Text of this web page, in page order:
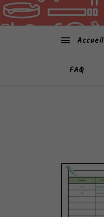
Accueil
FAQ